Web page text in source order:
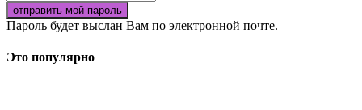
Пароль будет выслан Вам по электронной почте.
Это популярно